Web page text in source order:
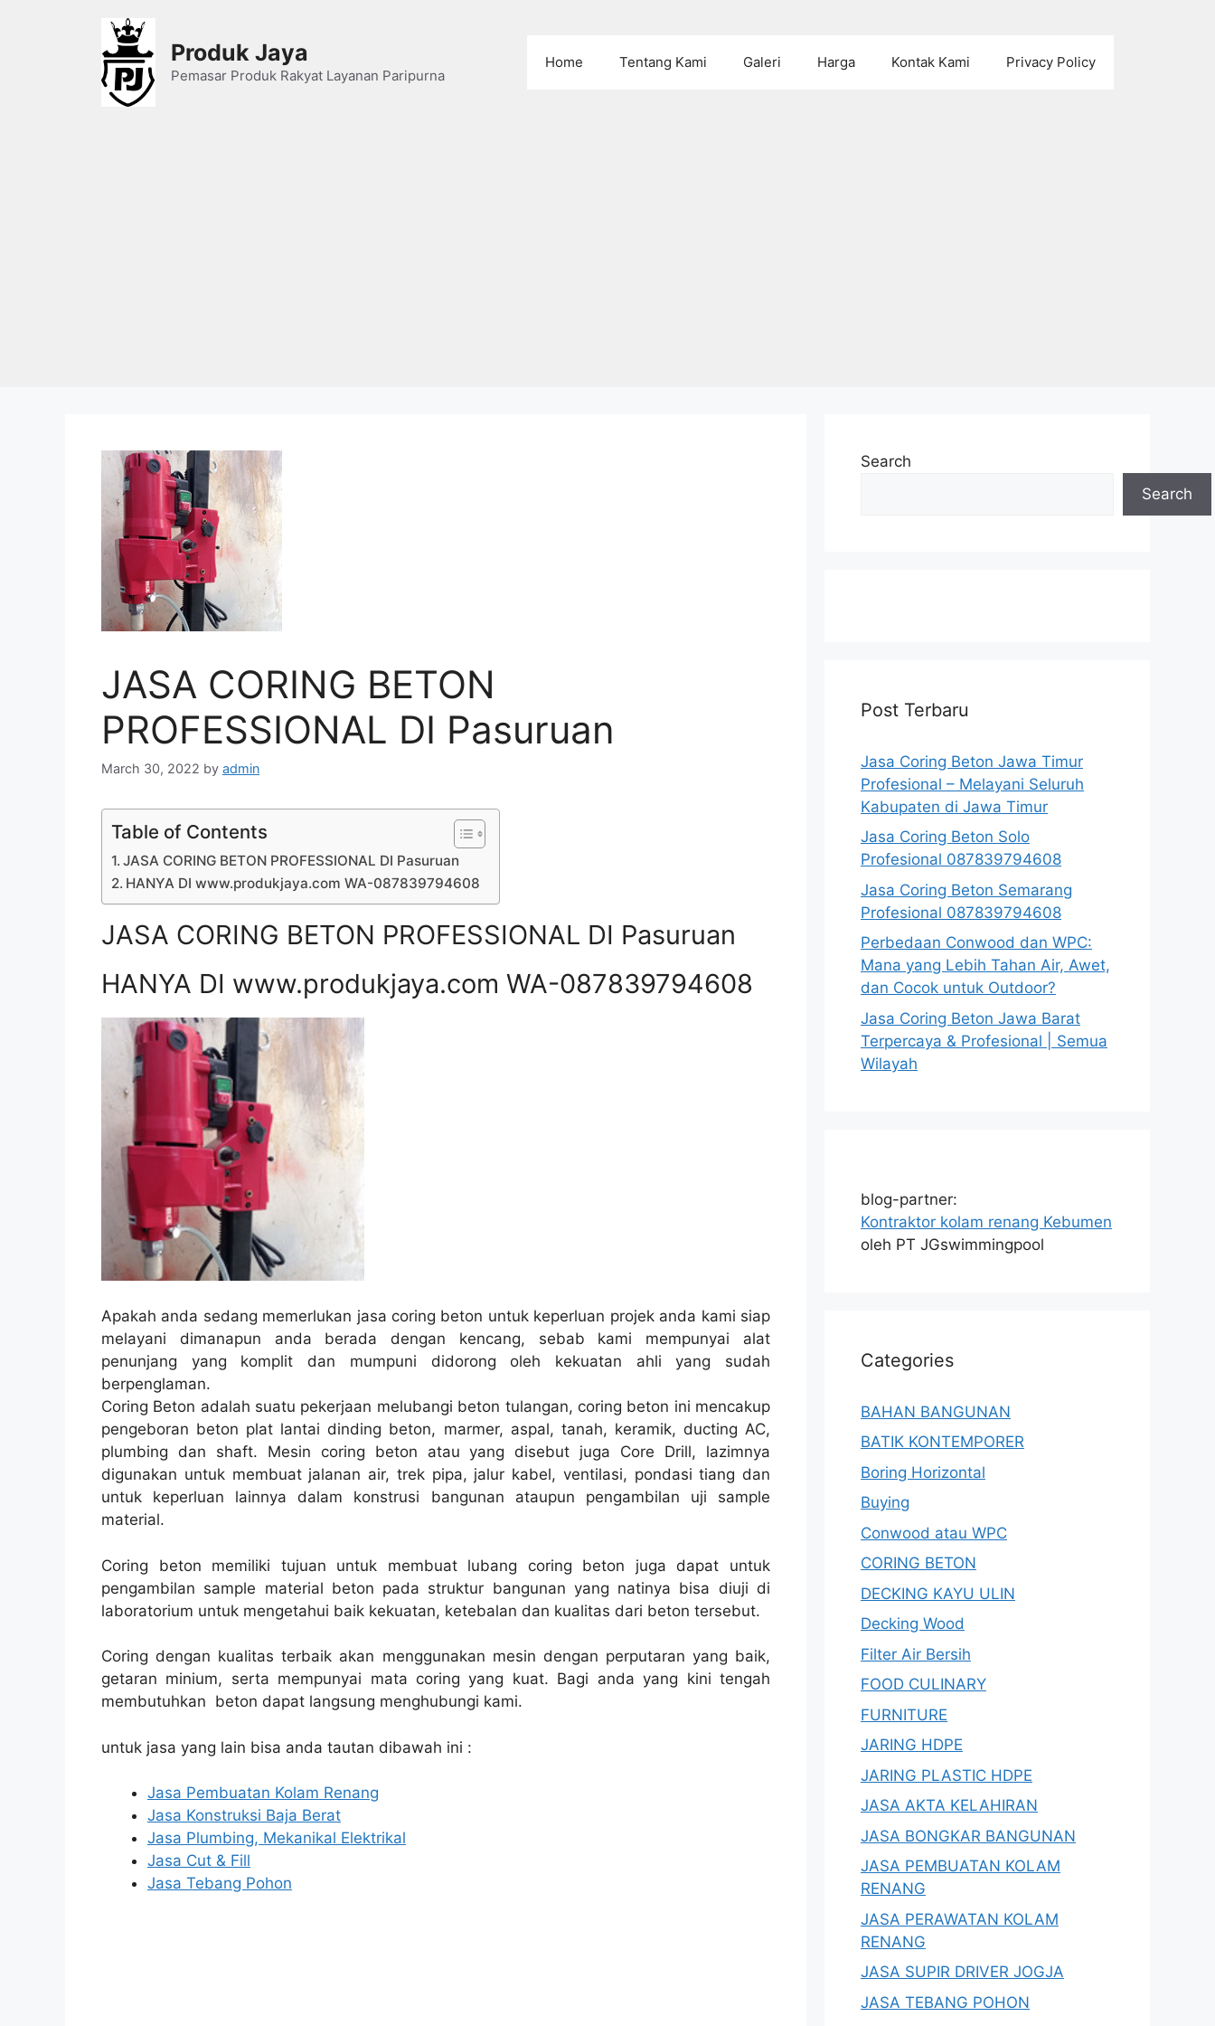
Produk Jaya
Pemasar Produk Rakyat Layanan Paripurna
Home Tentang Kami Galeri Harga Kontak Kami Privacy Policy
JASA CORING BETON
PROFESSIONAL DI Pasuruan
March 30, 2022 by admin
Table of Contents
JASA CORING BETON PROFESSIONAL DI Pasuruan
HANYA DI www.produkjaya.com WA-087839794608
JASA CORING BETON PROFESSIONAL DI Pasuruan
HANYA DI www.produkjaya.com WA-087839794608
Apakah anda sedang memerlukan jasa coring beton untuk keperluan projek anda kami siap
melayani dimanapun anda berada dengan kencang, sebab kami mempunyai alat
penunjang yang komplit dan mumpuni didorong oleh kekuatan ahli yang sudah
berpenglaman.
Coring Beton adalah suatu pekerjaan melubangi beton tulangan, coring beton ini mencakup
pengeboran beton plat lantai dinding beton, marmer, aspal, tanah, keramik, ducting AC,
plumbing dan shaft. Mesin coring beton atau yang disebut juga Core Drill, lazimnya
digunakan untuk membuat jalanan air, trek pipa, jalur kabel, ventilasi, pondasi tiang dan
untuk keperluan lainnya dalam konstrusi bangunan ataupun pengambilan uji sample
material.
Coring beton memiliki tujuan untuk membuat lubang coring beton juga dapat untuk
pengambilan sample material beton pada struktur bangunan yang natinya bisa diuji di
laboratorium untuk mengetahui baik kekuatan, ketebalan dan kualitas dari beton tersebut.
Coring dengan kualitas terbaik akan menggunakan mesin dengan perputaran yang baik,
getaran minium, serta mempunyai mata coring yang kuat. Bagi anda yang kini tengah
membutuhkan beton dapat langsung menghubungi kami.
untuk jasa yang lain bisa anda tautan dibawah ini :
Jasa Pembuatan Kolam Renang
Jasa Konstruksi Baja Berat
Jasa Plumbing, Mekanikal Elektrikal
Jasa Cut & Fill
Jasa Tebang Pohon
Search
Search
Post Terbaru
Jasa Coring Beton Jawa Timur
Profesional – Melayani Seluruh
Kabupaten di Jawa Timur
Jasa Coring Beton Solo
Profesional 087839794608
Jasa Coring Beton Semarang
Profesional 087839794608
Perbedaan Conwood dan WPC:
Mana yang Lebih Tahan Air, Awet,
dan Cocok untuk Outdoor?
Jasa Coring Beton Jawa Barat
Terpercaya & Profesional | Semua
Wilayah
blog-partner:
Kontraktor kolam renang Kebumen
oleh PT JGswimmingpool
Categories
BAHAN BANGUNAN
BATIK KONTEMPORER
Boring Horizontal
Buying
Conwood atau WPC
CORING BETON
DECKING KAYU ULIN
Decking Wood
Filter Air Bersih
FOOD CULINARY
FURNITURE
JARING HDPE
JARING PLASTIC HDPE
JASA AKTA KELAHIRAN
JASA BONGKAR BANGUNAN
JASA PEMBUATAN KOLAM
RENANG
JASA PERAWATAN KOLAM
RENANG
JASA SUPIR DRIVER JOGJA
JASA TEBANG POHON